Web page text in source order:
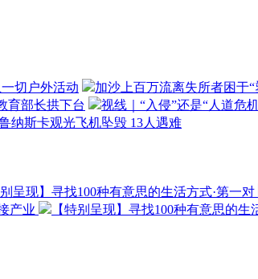
切户外活动 加沙上百万流离失所者困于
育部长拱下台
视线｜“入侵”还是“人道危
纳斯卡观光飞机坠毁 13人遇难
别呈现】寻找100种有意思的生活方式·第一对
产业
【特别呈现】寻找100种有意思的生